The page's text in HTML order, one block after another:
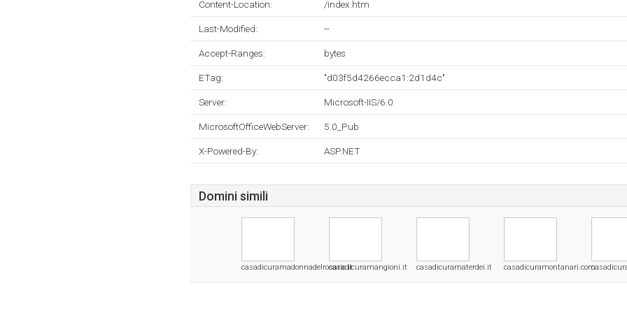
Content-Location: /index.htm
Last-Modified: --
Accept-Ranges: bytes
ETag: "d03f5d4266ecca1:2d1d4c"
Server: Microsoft-IIS/6.0
MicrosoftOfficeWebServer: 5.0_Pub
X-Powered-By: ASP.NET
Domini simili
casadicuramadonnadelrosario.itcasadicuramangioni.it casadicuramaterdei.it casadicuramontanari.com